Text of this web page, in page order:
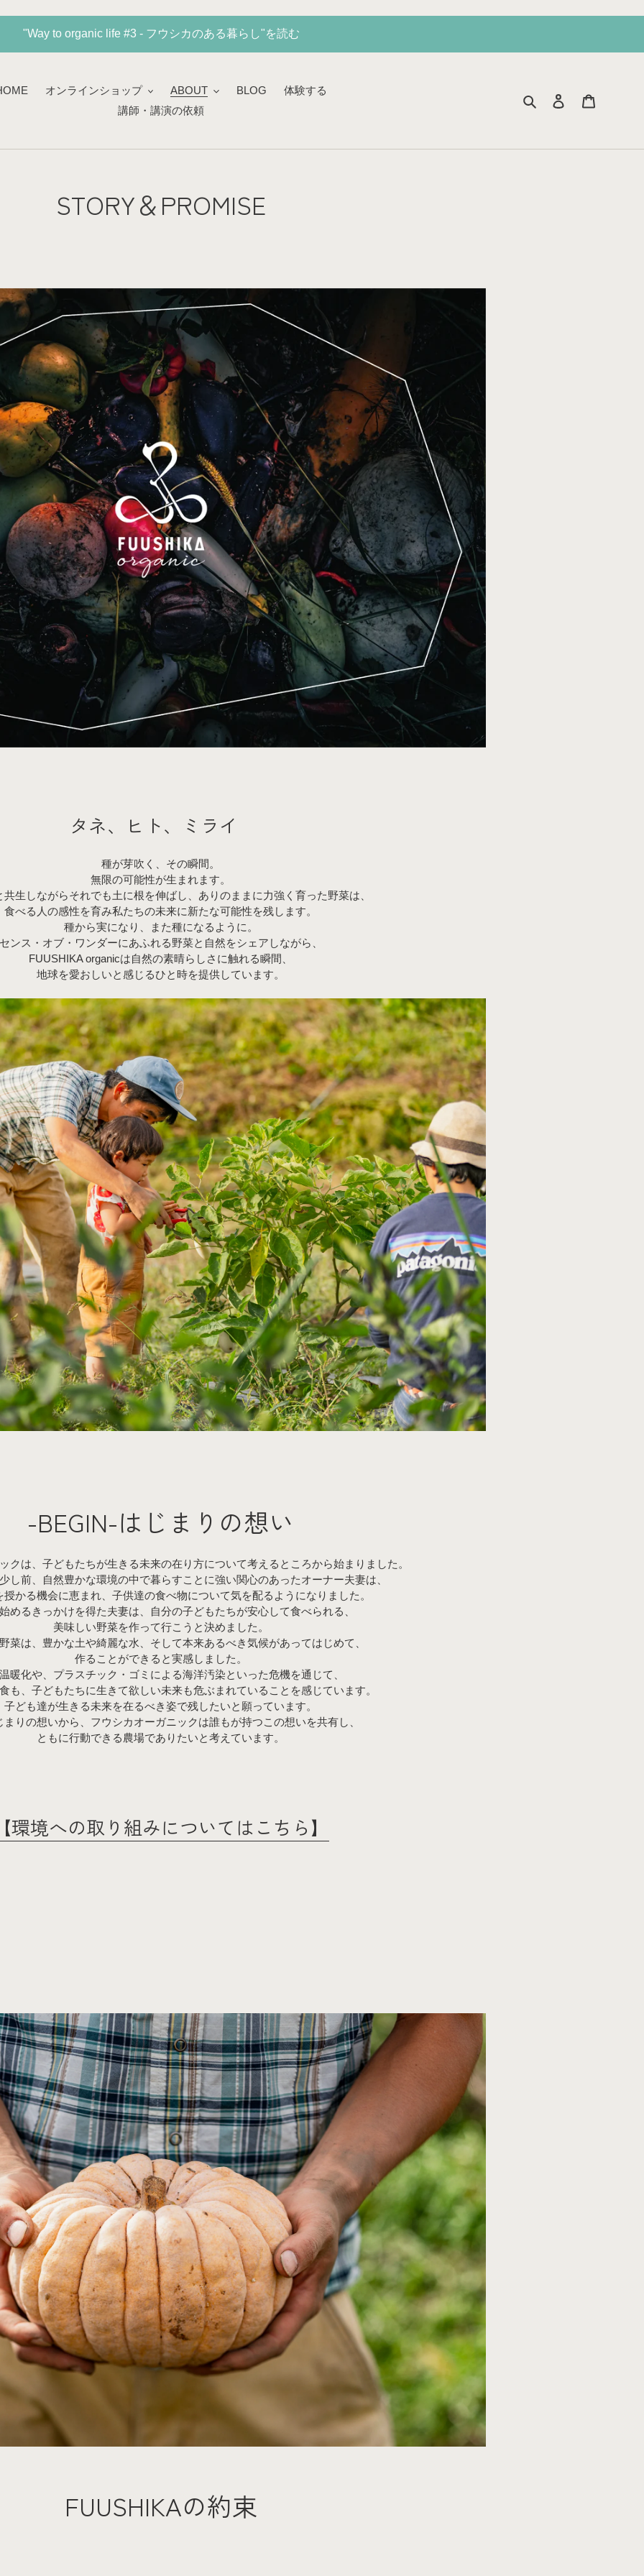
"Way to organic life #3 - フウシカのある暮らし"を読む
オンラインショップ ABOUT BLOG
体験する
講師・講演の依頼
検索 ログイン
STORY＆PROMISE
タネ、ヒト、ミライ
種が芽吹く、その瞬間。
無限の可能性が生まれます。
共生しながらそれでも土に根を伸ばし、ありのままに力強く育った野菜は、
食べる人の感性を育み私たちの未来に新たな可能性を残します。
種から実になり、また種になるように。
ンス・オブ・ワンダーにあふれる野菜と自然をシェアしながら、
FUUSHIKA organicは自然の素晴らしさに触れる瞬間、
地球を愛おしいと感じるひと時を提供しています。
-BEGIN-はじまりの想い
クは、子どもたちが生きる未来の在り方について考えるところから始まりました。
し前、自然豊かな環境の中で暮らすことに強い関心のあったオーナー夫妻は、
授かる機会に恵まれ、子供達の食べ物について気を配るようになりました。
めるきっかけを得た夫妻は、自分の子どもたちが安心して食べられる、
美味しい野菜を作って行こうと決めました。
菜は、豊かな土や綺麗な水、そして本来あるべき気候があってはじめて、
作ることができると実感しました。
暖化や、プラスチック・ゴミによる海洋汚染といった危機を通じて、
も、子どもたちに生きて欲しい未来も危ぶまれていることを感じています。
子ども達が生きる未来を在るべき姿で残したいと願っています。
まりの想いから、フウシカオーガニックは誰もが持つこの想いを共有し、
ともに行動できる農場でありたいと考えています。
環境への取り組みについてはこちら】
FUUSHIKAの約束